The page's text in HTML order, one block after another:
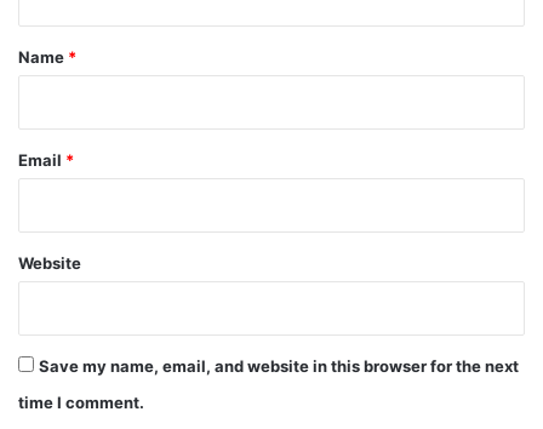
*
Name *
Email *
Website
Save my name, email, and website in this browser for the next
time I comment.